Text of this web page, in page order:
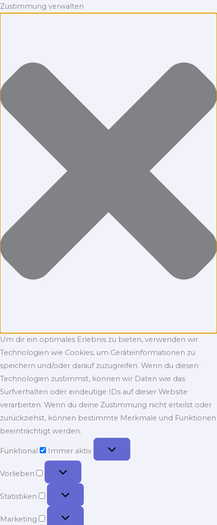
Zustimmung verwalten
Um dir ein optimales Erlebnis zu bieten, verwenden wir
Technologien wie Cookies, um Geräteinformationen zu
speichern und/oder darauf zuzugreifen. Wenn du diesen
Technologien zustimmst, können wir Daten wie das
Surfverhalten oder eindeutige IDs auf dieser Website
verarbeiten. Wenn du deine Zustimmung nicht erteilst oder
zurückziehst, können bestimmte Merkmale und Funktionen
beeinträchtigt werden.
Funktional
Immer aktiv
Vorlieben
Vorlieben
Statistiken
Statistiken
Marketing
Marketing